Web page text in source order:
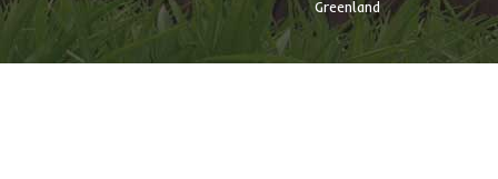
Greenland